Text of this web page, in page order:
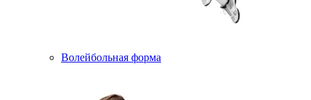
Волейбольная форма